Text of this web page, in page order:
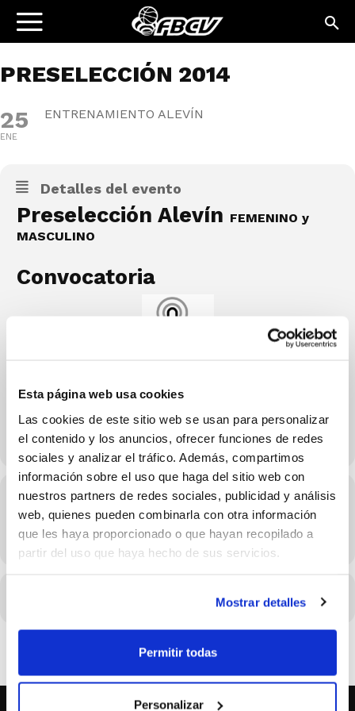
Esta página web usa cookies
Las cookies de este sitio web se usan para personalizar
el contenido y los anuncios, ofrecer funciones de redes
sociales y analizar el tráfico. Además, compartimos
información sobre el uso que haga del sitio web con
nuestros partners de redes sociales, publicidad y análisis
web, quienes pueden combinarla con otra información
que les haya proporcionado o que hayan recopilado a
partir del uso que haya hecho de sus servicios.
Mostrar detalles
Permitir todas
Personalizar
PRESELECCIÓN 2014
25
ENE
ENTRENAMIENTO ALEVÍN
Detalles del evento
Preselección Alevín FEMENINO y
MASCULINO
Convocatoria
25 de Enero
Hora
25/01/2026 Consulta el horario en los detalles del evento
(GMT+02:00)
CALENDARIO GOOGLE